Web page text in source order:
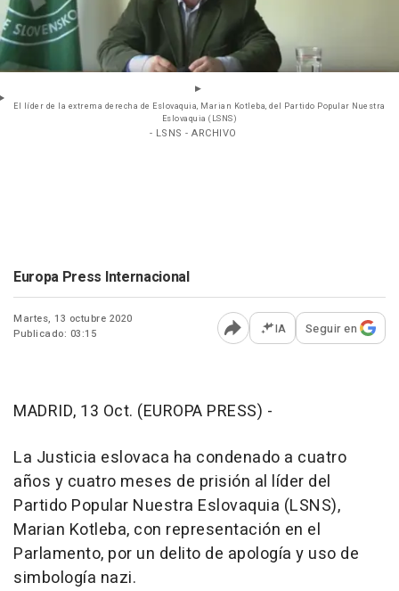
El líder de la extrema derecha de Eslovaquia, Marian Kotleba, del Partido Popular Nuestra
Eslovaquia (LSNS)
- LSNS - ARCHIVO
Europa Press Internacional
Martes, 13 octubre 2020
Publicado: 03:15
Abrir opciones para
IA Seguir en
MADRID, 13 Oct. (EUROPA PRESS) -
La Justicia eslovaca ha condenado a cuatro
años y cuatro meses de prisión al líder del
Partido Popular Nuestra Eslovaquia (LSNS),
Marian Kotleba, con representación en el
Parlamento, por un delito de apología y uso de
simbología nazi.